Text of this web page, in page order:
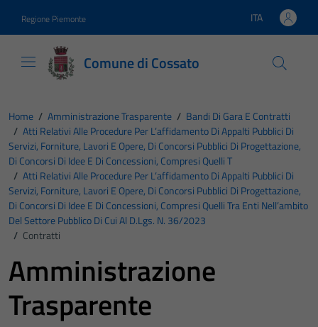
Regione Piemonte Lingua attiva:
ITA
Comune di Cossato
Home / Amministrazione Trasparente / Bandi Di Gara E Contratti
/ Atti Relativi Alle Procedure Per L’affidamento Di Appalti Pubblici Di
Servizi, Forniture, Lavori E Opere, Di Concorsi Pubblici Di Progettazione,
Di Concorsi Di Idee E Di Concessioni, Compresi Quelli T
/ Atti Relativi Alle Procedure Per L’affidamento Di Appalti Pubblici Di
Servizi, Forniture, Lavori E Opere, Di Concorsi Pubblici Di Progettazione,
Di Concorsi Di Idee E Di Concessioni, Compresi Quelli Tra Enti Nell’ambito
Del Settore Pubblico Di Cui Al D.Lgs. N. 36/2023
/ Contratti
Amministrazione
Trasparente